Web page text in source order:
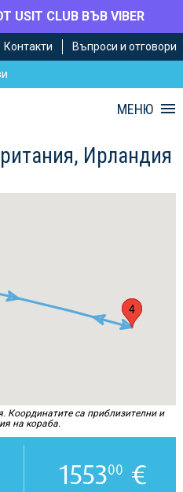
CLUB ВЪВ VIBER
Контакти Въпроси и отговори
МЕНЮ
Ирландия
1
4
Координатите са приблизителни и
на кораба.
155300 €